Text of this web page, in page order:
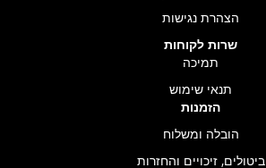
הצהרת נגישות
שרות לקוחות
תמיכה
תנאי שימוש
הזמנות
הובלה ומשלוח
ביטולים, זיכויים והחזרות